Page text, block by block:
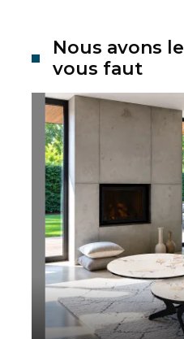
Nous avons
vous faut